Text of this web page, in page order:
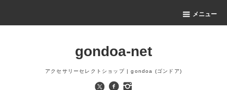
メニュー
gondoa-net
アクセサリーセレクトショップ | gondoa (ゴンドア)